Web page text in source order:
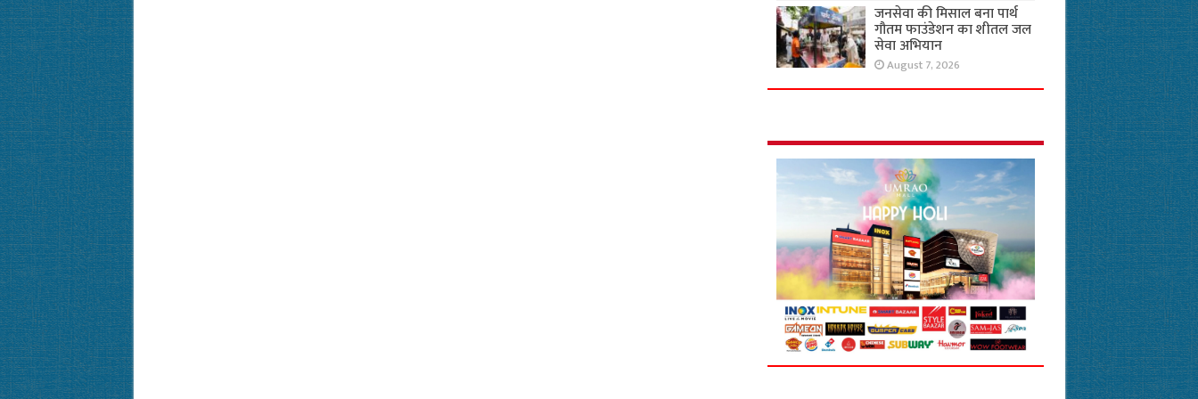
जनसेवा की मिसाल बना पार्थ
गौतम फाउंडेशन का शीतल जल
सेवा अभियान
August 7, 2026